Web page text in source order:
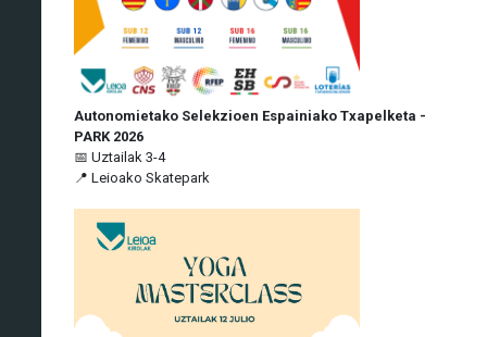
Autonomietako Selekzioen Espainiako Txapelketa -
PARK 2026
📅 Uztailak 3-4
📍 Leioako Skatepark